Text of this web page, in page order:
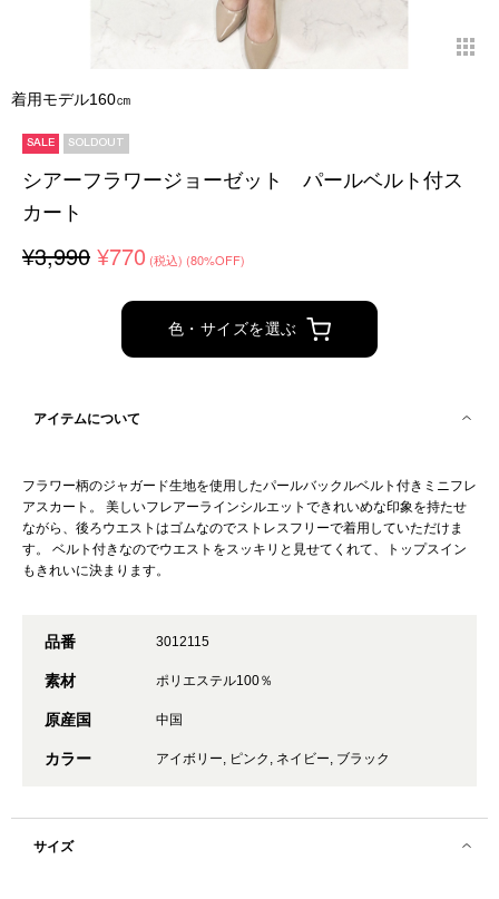
着用モデル160㎝
SALE SOLDOUT
シアーフラワージョーゼット パールベルト付ス
カート
¥3,990 ¥770 (税込) (80%OFF)
色・サイズを選ぶ
アイテムについて
フラワー柄のジャガード生地を使用したパールバックルベルト付きミニフレ
アスカート。 美しいフレアーラインシルエットできれいめな印象を持たせ
ながら、後ろウエストはゴムなのでストレスフリーで着用していただけま
す。 ベルト付きなのでウエストをスッキリと見せてくれて、トップスイン
もきれいに決まります。
品番 3012115
素材 ポリエステル100％
原産国 中国
カラー アイボリー, ピンク, ネイビー, ブラック
サイズ